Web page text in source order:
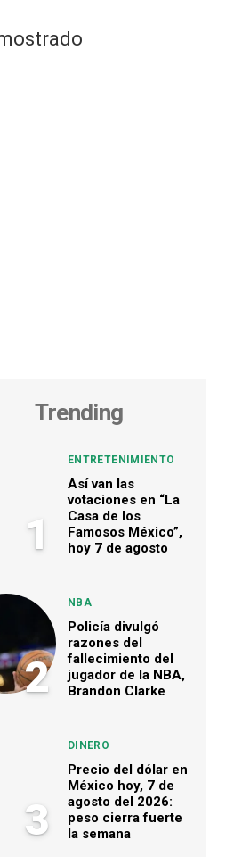
Trending
1
ENTRETENIMIENTO
Así van las
votaciones en “La
Casa de los
Famosos México”,
hoy 7 de agosto
2
NBA
Policía divulgó
razones del
fallecimiento del
jugador de la NBA,
Brandon Clarke
3
DINERO
Precio del dólar en
México hoy, 7 de
agosto del 2026:
peso cierra fuerte
la semana